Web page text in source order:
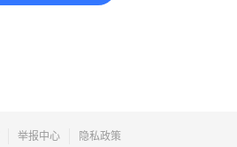
举报中心 隐私政策